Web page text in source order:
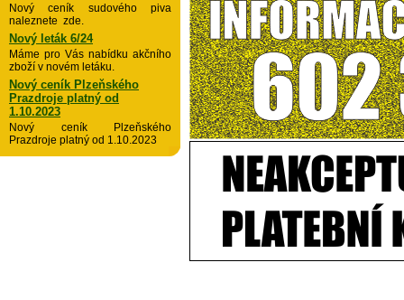
Nový ceník sudového piva
naleznete zde.
Nový leták 6/24
Máme pro Vás nabídku akčního
zboží v novém letáku.
Nový ceník Plzeňského
Prazdroje platný od
1.10.2023
Nový ceník Plzeňského
Prazdroje platný od 1.10.2023